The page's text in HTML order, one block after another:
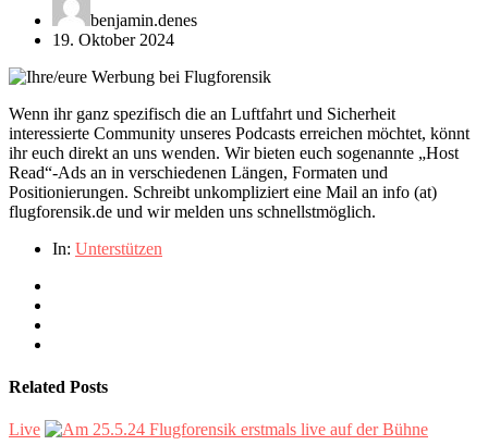
benjamin.denes
19. Oktober 2024
Wenn ihr ganz spezifisch die an Luftfahrt und Sicherheit
interessierte Community unseres Podcasts erreichen möchtet, könnt
ihr euch direkt an uns wenden. Wir bieten euch sogenannte „Host
Read“-Ads an in verschiedenen Längen, Formaten und
Positionierungen. Schreibt unkompliziert eine Mail an info (at)
flugforensik.de und wir melden uns schnellstmöglich.
In: Unterstützen
Related Posts
Live